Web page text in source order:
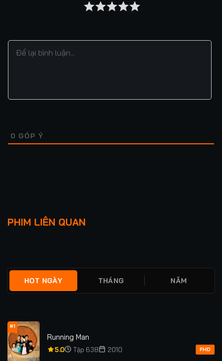
0 GÓP Ý
PHIM LIÊN QUAN
TRĂM DẶM TỬ THẦN
HOT NGÀY THÁNG NĂM
#1
Running Man
5.0 Tập 638 2010 FHD